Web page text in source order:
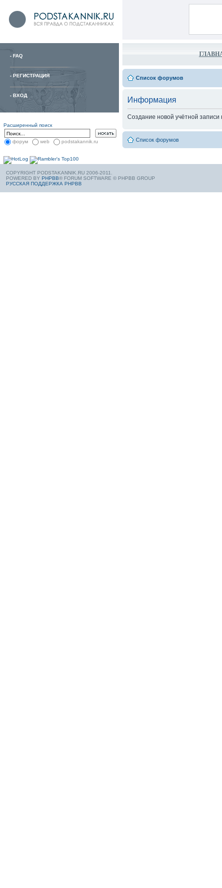
- FAQ
- РЕГИСТРАЦИЯ
- ВХОД
Расширенный поиск
форум web podstakannik.ru
Список форумов
Информация
Создание новой учётной
Список форумов
COPYRIGHT PODSTAKANNIK.RU 2006-2011.
POWERED BY PHPBB® FORUM SOFTWARE © PHPBB GROUP
РУССКАЯ ПОДДЕРЖКА PHPBB